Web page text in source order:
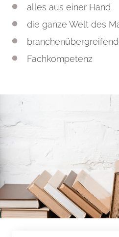
alles aus einer Hand
die ganze Welt des
Fachkompetenz